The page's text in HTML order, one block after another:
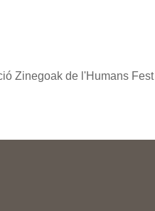
Zinegoak de l'Humans Fest